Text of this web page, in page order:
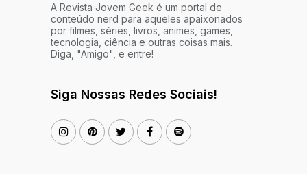
A Revista Jovem Geek é um portal de
conteúdo nerd para aqueles apaixonados
por filmes, séries, livros, animes, games,
tecnologia, ciência e outras coisas mais.
Diga, "Amigo", e entre!
Siga Nossas Redes Sociais!